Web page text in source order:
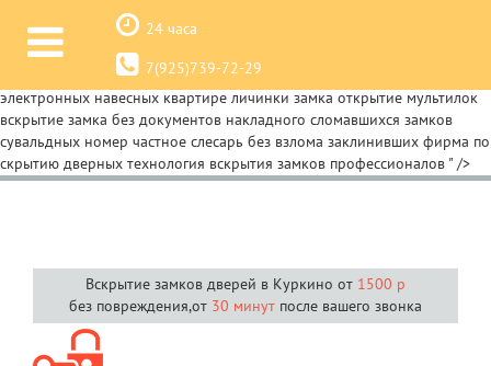
вскрытие замков (Куркино) взлом замков аварийное вскрытие замков
дверей цена срочное круглосуточно автомобильных сейфов срочно
служба вскрытия квартир гаражных мастер по вскрытию телефон
дешево недорого профессиональное срочный экстренное
электронных навесных квартире личинки замка открытие мультилок
вскрытие замка без документов накладного сломавшихся замков
сувальдных номер частное слесарь без взлома заклинивших фирма по
скрытию дверных технология вскрытия замков профессионалов " />
Вскрытие замков дверей в Куркино от 1500 р
без повреждения,от 30 минут после вашего звонка
24 часа
7(925)739-72-29